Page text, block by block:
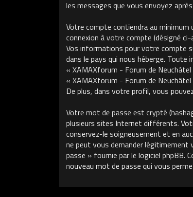
les messages que vous envoyez
Votre compte contiendra au
connexion à votre compte (désigné
Vos informations pour votre compte
dans le pays qui nous héberge.
« XAMAXforum - Forum de
« XAMAXforum - Forum de
De plus, dans votre profil, vous
Votre mot de passe est crypté
plusieurs sites Internet différents.
conservez-le soigneusement et en
ne peut vous demander légitimement
passe » fournie par le logiciel phpBB.
nouveau mot de passe qui vous